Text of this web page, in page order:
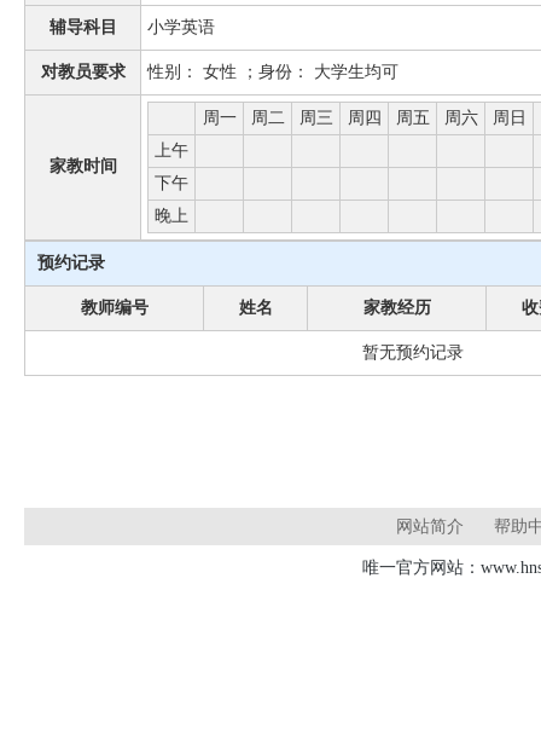
辅导科目 小学英语
对教员要求 性别： 女性 ；身份： 大学生均可
家教时间
周一 周二 周三 周四 周五 周六 周日
上午
下午
晚上
预约记录
教师编号 姓名 家教经历
暂无预约记录
网站简介 帮助
唯一官方网站：